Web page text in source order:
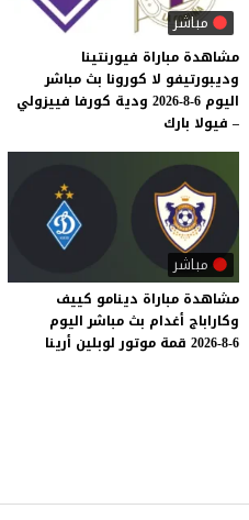
مباشر
مشاهدة مباراة فيورنتينا
وديبورتيفو لا كورونا بث مباشر
اليوم 6-8-2026 ودية كورفا فييزولي
– فيولا بارك
مباشر
مشاهدة مباراة دينامو كييف
وكاراباج أغدام بث مباشر اليوم
6-8-2026
قمة موتور لوبلين أرينا